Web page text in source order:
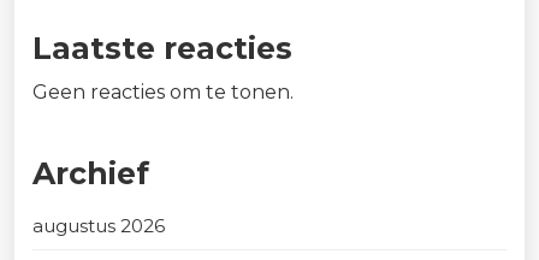
Laatste reacties
Geen reacties om te tonen.
Archief
augustus 2026